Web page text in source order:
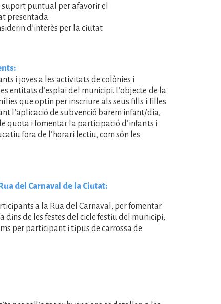
puntual per afavorir el
presentada.
d’interès per la ciutat.
i joves a les activitats de colònies i
entitats d’esplai del municipi. L’objecte de la
que optin per inscriure als seus fills i filles
l’aplicació de subvenció barem infant/dia,
quota i fomentar la participació d’infants i
fora de l’horari lectiu, com són les
del Carnaval de la Ciutat:
a la Rua del Carnaval, per fomentar
dins de les festes del cicle festiu del municipi,
per participant i tipus de carrossa de